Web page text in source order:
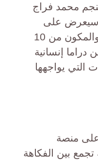
محمد فراج
سيعرض على
المنصة 17 يوليو المقبل، والمكون من 10
إنسانية
التي يواجهها
منصة
تجمع بين الفكاهة